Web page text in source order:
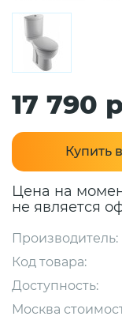
17 790
Купить
Цена на
не является
Производитель:
Код товара:
Доступность:
Москва